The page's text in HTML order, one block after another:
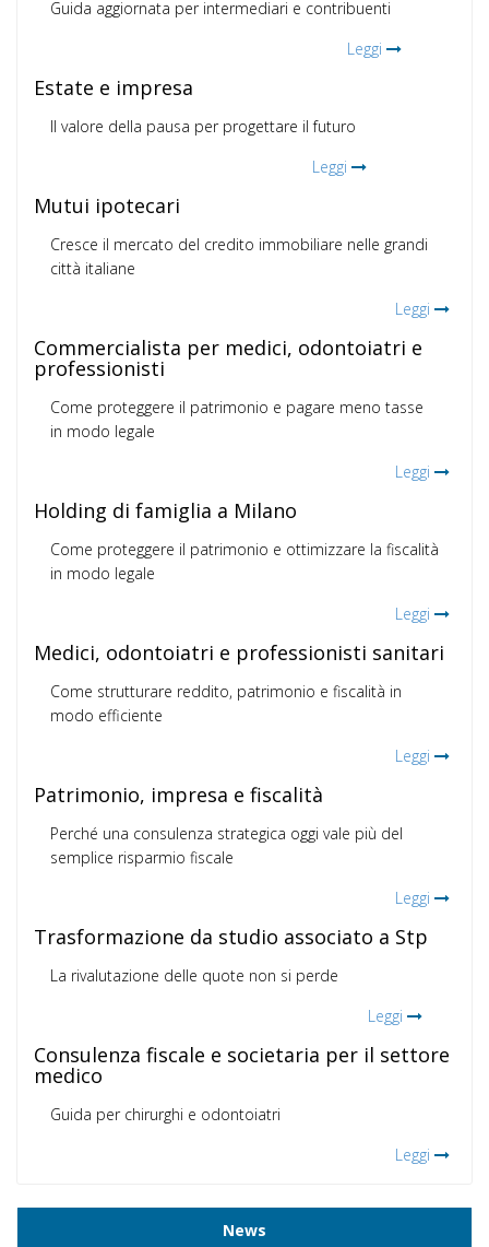
Guida aggiornata per intermediari e contribuenti
Leggi
Estate e impresa
Il valore della pausa per progettare il futuro
Leggi
Mutui ipotecari
Cresce il mercato del credito immobiliare nelle grandi
città italiane
Leggi
Commercialista per medici, odontoiatri e
professionisti
Come proteggere il patrimonio e pagare meno tasse
in modo legale
Leggi
Holding di famiglia a Milano
Come proteggere il patrimonio e ottimizzare la fiscalità
in modo legale
Leggi
Medici, odontoiatri e professionisti sanitari
Come strutturare reddito, patrimonio e fiscalità in
modo efficiente
Leggi
Patrimonio, impresa e fiscalità
Perché una consulenza strategica oggi vale più del
semplice risparmio fiscale
Leggi
Trasformazione da studio associato a Stp
La rivalutazione delle quote non si perde
Leggi
Consulenza fiscale e societaria per il settore
medico
Guida per chirurghi e odontoiatri
Leggi
News